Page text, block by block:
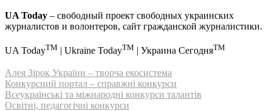
UA Today – свободный проект свободных украинских
журналистов и волонтеров, сайт гражданской журналистики.
UA TodayTM | Ukraine TodayTM | Украина СегодняTM
Алея Зірок України – творча екосистема
Конкурсний портал – справжні конкурси
Всеукраїнські та міжнародні конкурси талантів
Освітні, педагогічні конкурси